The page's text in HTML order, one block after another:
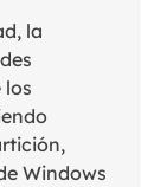
la
Windows